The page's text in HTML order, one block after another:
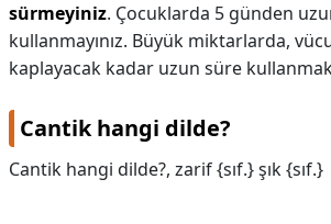
sürmeyiniz. Çocuklarda 5 günden
kullanmayınız. Büyük miktarlarda,
kaplayacak kadar uzun süre
Cantik hangi dilde?
Cantik hangi dilde?, zarif {sıf.} şık {sıf.}